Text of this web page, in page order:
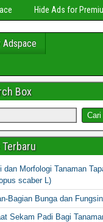
Hide Ads for
Adspace
Box
dan Morfologi Tanaman
scaber L)
Bagian Bunga dan
Sekam Padi Bagi